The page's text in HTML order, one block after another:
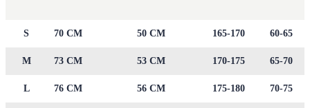
S 70 CM 50 CM 165-170 60-65
M 73 CM 53 CM 170-175 65-70
L 76 CM 56 CM 175-180 70-75